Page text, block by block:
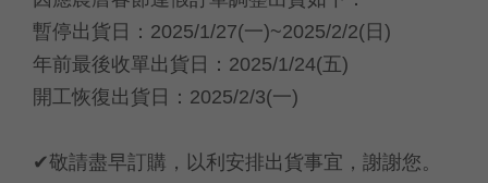
暫停出貨日：2025/1/27(一)~2025/2/2(日)
年前最後收單出貨日：2025/1/24(五)
開工恢復出貨日：2025/2/3(一)
✔敬請盡早訂購，以利安排出貨事宜，謝謝您。